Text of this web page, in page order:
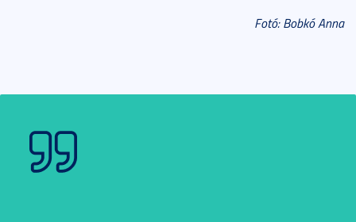
Fotó: Bobkó Anna